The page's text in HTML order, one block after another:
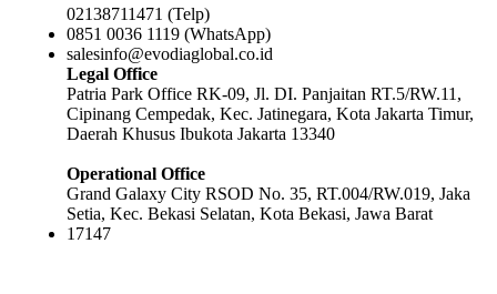
02138711471 (Telp)
0851 0036 1119 (WhatsApp)
salesinfo@evodiaglobal.co.id
Legal Office
Patria Park Office RK-09, Jl. DI. Panjaitan RT.5/RW.11,
Cipinang Cempedak, Kec. Jatinegara, Kota Jakarta Timur,
Daerah Khusus Ibukota Jakarta 13340
Operational Office
Grand Galaxy City RSOD No. 35, RT.004/RW.019, Jaka
Setia, Kec. Bekasi Selatan, Kota Bekasi, Jawa Barat
17147